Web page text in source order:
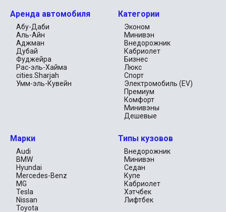
Аренда автомобиля
Абу-Даби
Аль-Айн
Аджман
Дубай
Фуджейра
Рас-эль-Хайма
cities.Sharjah
Умм-эль-Кувейн
Категории
Эконом
Минивэн
Внедорожник
Кабриолет
Бизнес
Люкс
Спорт
Электромобиль (EV)
Премиум
Комфорт
Минивэны
Дешевые
Марки
Audi
BMW
Hyundai
Mercedes-Benz
MG
Tesla
Nissan
Toyota
Типы кузовов
Внедорожник
Минивэн
Седан
Купе
Кабриолет
Хэтчбек
Лифтбек